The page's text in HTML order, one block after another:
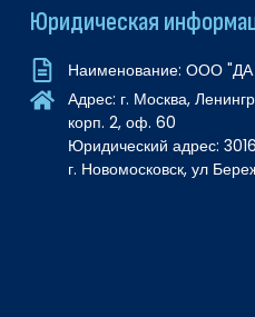
Юридическая
Наименование: ООО
Адрес: г. Москва,
корп. 2, оф. 60
Юридический адрес:
г. Новомосковск, ул